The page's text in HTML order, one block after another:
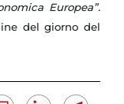
Europea”.
del giorno del